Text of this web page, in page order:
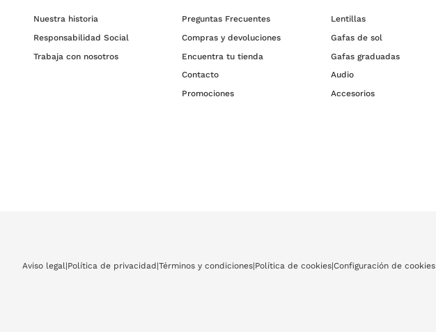
Nuestra historia
Responsabilidad Social
Trabaja con nosotros
Preguntas Frecuentes
Compras y devoluciones
Encuentra tu tienda
Contacto
Promociones
Lentillas
Gafas de sol
Gafas graduadas
Audio
Accesorios
Aviso legal|Política de privacidad |Términos y condiciones|Política de cookies|Configuración de cookies